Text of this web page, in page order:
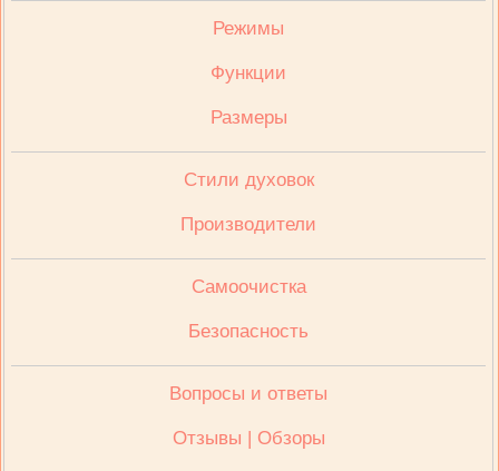
Режимы
Функции
Размеры
Стили духовок
Производители
Cамоочистка
Безопасность
Вопросы и ответы
Отзывы | Обзоры